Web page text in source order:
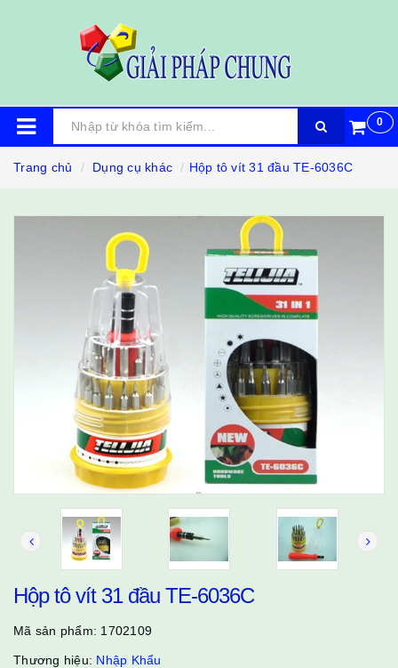
0
Trang chủ Dụng cụ khác Hộp tô vít 31 đầu TE-6036C
Hộp tô vít 31 đầu TE-6036C
Mã sản phẩm: 1702109
Thương hiệu: Nhập Khẩu